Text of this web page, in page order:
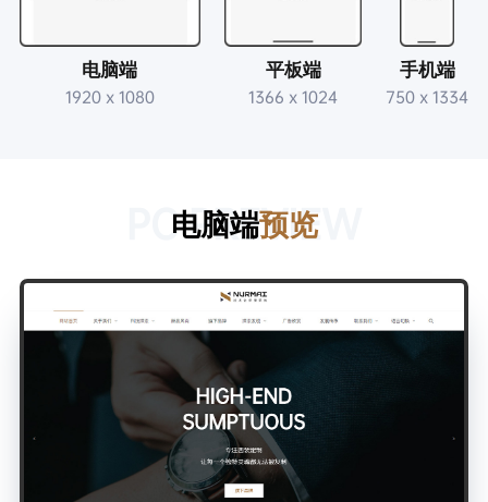
电脑端
1920 x 1080
平板端
1366 x 1024
手机端
750 x 1334
电脑端预览
PC PREVIEW